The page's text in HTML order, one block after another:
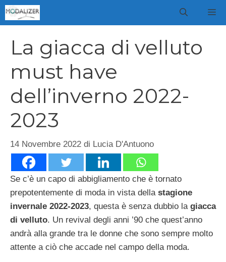
Vai
al
La giacca di velluto
must have
dell’inverno 2022-
2023
14 Novembre 2022 di Lucia D'Antuono
Se c’è un capo di abbigliamento che è tornato
prepotentemente di moda in vista della stagione
invernale 2022-2023, questa è senza dubbio la giacca
di velluto. Un revival degli anni ’90 che quest’anno
andrà alla grande tra le donne che sono sempre molto
attente a ciò che accade nel campo della moda.